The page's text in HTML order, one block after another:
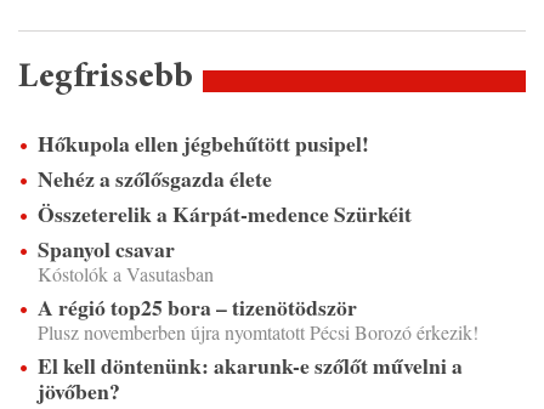
Legfrissebb
Hőkupola ellen jégbehűtött pusipel!
Nehéz a szőlősgazda élete
Összeterelik a Kárpát-medence Szürkéit
Spanyol csavar
Kóstolók a Vasutasban
A régió top25 bora – tizenötödször
Plusz novemberben újra nyomtatott Pécsi Borozó érkezik!
El kell döntenünk: akarunk-e szőlőt művelni a
jövőben?